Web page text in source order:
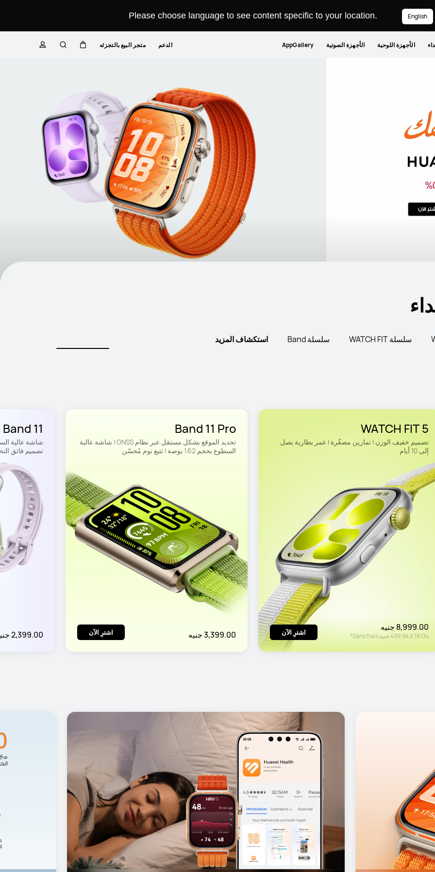
Please choose language to see content specific to your location. English
الأجهزة اللوحية الأجهزة الصوتية AppGallery الدعم متجر البيع بالتجزئه
سلسلة WATCH FIT سلسلة Band استكشاف المزيد
WATCH FIT 5
إلى 10 أيام
8,999.00 جنيه
Sans frais* 499.94 جنيهX18Ou اشترِ الآن
Band 11 Pro
السطوع بحجم 1.62 بوصة | تتبع نوم مُحسّن
3,399.00 جنيه اشترِ الآن
Band 11
تصميم فائق
2,399.00 جنيه